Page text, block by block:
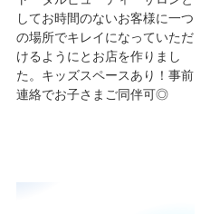
してお時間のないお客様に一つ
の場所でキレイになっていただ
けるようにとお店を作りまし
た。キッズスペースあり！事前
連絡でお子さまご同伴可◎